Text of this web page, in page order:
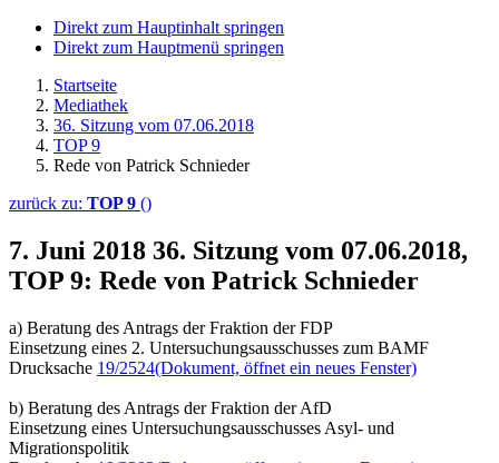
Direkt zum Hauptinhalt springen
Direkt zum Hauptmenü springen
Startseite
Mediathek
36. Sitzung vom 07.06.2018
TOP 9
Rede von Patrick Schnieder
zurück zu: TOP 9 ()
7. Juni 2018 36. Sitzung vom 07.06.2018,
TOP 9: Rede von Patrick Schnieder
a) Beratung des Antrags der Fraktion der FDP
Einsetzung eines 2. Untersuchungsausschusses zum BAMF
Drucksache 19/2524(Dokument, öffnet ein neues Fenster)
b) Beratung des Antrags der Fraktion der AfD
Einsetzung eines Untersuchungsausschusses Asyl- und
Migrationspolitik